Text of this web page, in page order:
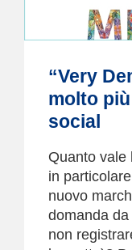
“Very
molto
social
Quanto vale
in
nuovo
domanda
non